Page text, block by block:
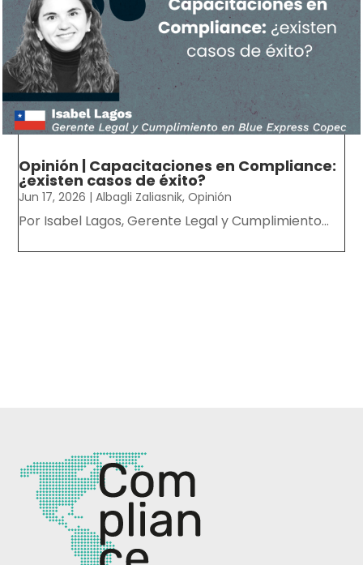
Opinión | Capacitaciones en Compliance:
¿existen casos de éxito?
Jun 17, 2026 |Albagli Zaliasnik,Opinión
Por Isabel Lagos, Gerente Legal y Cumplimiento...